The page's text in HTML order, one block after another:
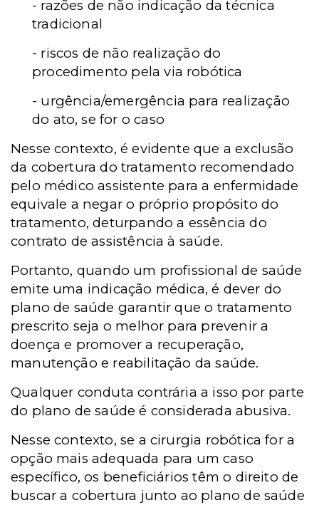
- razões de não indicação da técnica
tradicional
- riscos de não realização do
procedimento pela via robótica
- urgência/emergência para realização
do ato, se for o caso
Nesse contexto, é evidente que a exclusão
da cobertura do tratamento recomendado
pelo médico assistente para a enfermidade
equivale a negar o próprio propósito do
tratamento, deturpando a essência do
contrato de assistência à saúde.
Portanto, quando um profissional de saúde
emite uma indicação médica, é dever do
plano de saúde garantir que o tratamento
prescrito seja o melhor para prevenir a
doença e promover a recuperação,
manutenção e reabilitação da saúde.
Qualquer conduta contrária a isso por parte
do plano de saúde é considerada abusiva.
Nesse contexto, se a cirurgia robótica for a
opção mais adequada para um caso
específico, os beneficiários têm o direito de
buscar a cobertura junto ao plano de saúde